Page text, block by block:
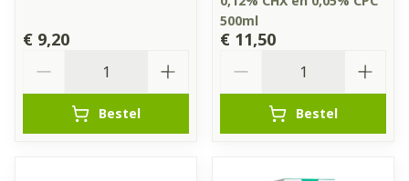
€ 9,20
Bestel
500ml
€ 11,50
Bestel